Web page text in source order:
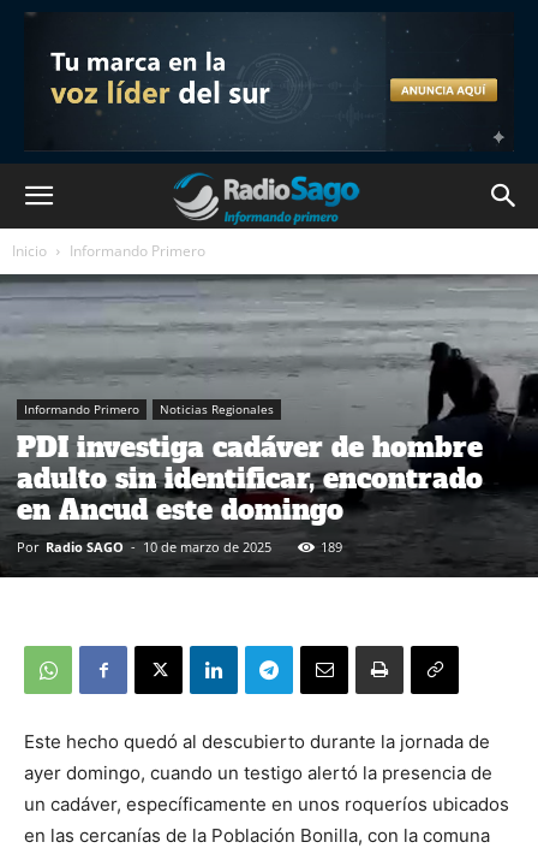
Inicio Informando Primero
Informando Primero Noticias Regionales
PDI investiga cadáver de hombre
adulto sin identificar, encontrado
en Ancud este domingo
Por Radio SAGO - 10 de marzo de 2025 189
Este hecho quedó al descubierto durante la jornada de
ayer domingo, cuando un testigo alertó la presencia de
un cadáver, específicamente en unos roqueríos ubicados
en las cercanías de la Población Bonilla, con la comuna